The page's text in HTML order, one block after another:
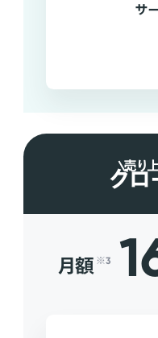
サ
売り
グロ
月額 ※3